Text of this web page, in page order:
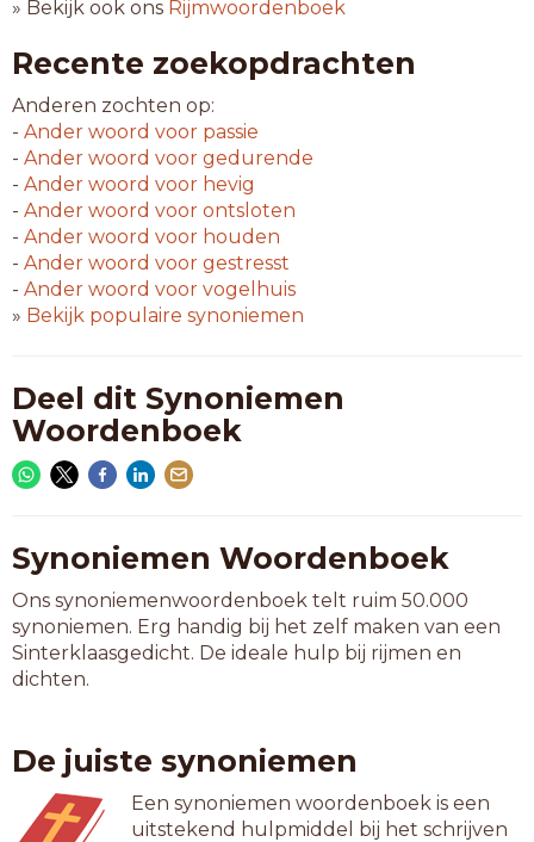
» Bekijk ook ons Rijmwoordenboek
Recente zoekopdrachten
Anderen zochten op:
- Ander woord voor passie
- Ander woord voor gedurende
- Ander woord voor hevig
- Ander woord voor ontsloten
- Ander woord voor houden
- Ander woord voor gestresst
- Ander woord voor vogelhuis
» Bekijk populaire synoniemen
Deel dit Synoniemen
Woordenboek
Synoniemen Woordenboek
Ons synoniemenwoordenboek telt ruim 50.000
synoniemen. Erg handig bij het zelf maken van een
Sinterklaasgedicht. De ideale hulp bij rijmen en
dichten.
De juiste synoniemen
Een synoniemen woordenboek is een
uitstekend hulpmiddel bij het schrijven